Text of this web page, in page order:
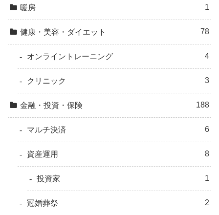
暖房 1
健康・美容・ダイエット 78
オンライントレーニング 4
クリニック 3
金融・投資・保険 188
マルチ決済 6
資産運用 8
投資家 1
冠婚葬祭 2